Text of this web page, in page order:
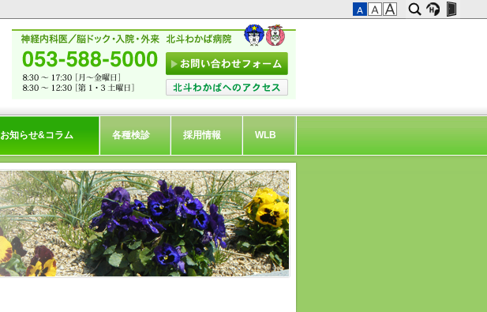
お知らせ&コラム 各種検診 採用情報 WLB